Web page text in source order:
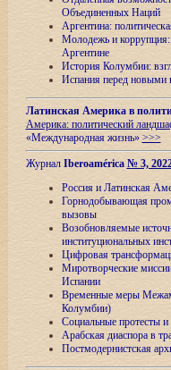
Объединенных Наций
Аргентина:
Молодежь и коррупция:
Аргентине
История Колумбии:
Испания перед новыми
Латинская Америка в
Америка: политический
«Международная жизнь» >>>
Журнал Iberoamérica № 3,
Россия и Латинская
Горнодобывающая
вызовы
Возобновляемые
институциональных
Цифровая
Миротворческие
Испании
Временные меры
Колумбии)
Социальные протесты
Арабская диаспора в
Постмодернистская